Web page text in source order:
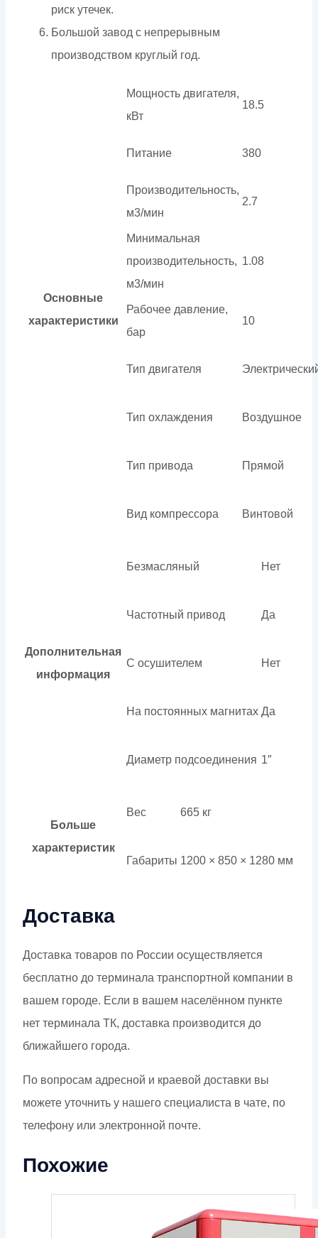
риск утечек.
Большой завод с непрерывным
производством круглый год.
Основные
характеристики
Мощность двигателя,
кВт
18.5
Питание 380
Производительность,
м3/мин
2.7
Минимальная
производительность,
м3/мин
1.08
Рабочее давление,
бар
10
Тип двигателя
Тип охлаждения Воздушное
Тип привода Прямой
Вид компрессора Винтовой
Дополнительная
информация
Безмасляный Нет
Частотный привод Да
С осушителем Нет
На постоянных магнитах Да
Диаметр подсоединения 1″
Больше
характеристик
Вес 665 кг
Габариты 1200 × 850 × 1280 мм
Доставка
Доставка товаров по России осуществляется
бесплатно до терминала транспортной компании в
вашем городе. Если в вашем населённом пункте
нет терминала ТК, доставка производится до
ближайшего города.
По вопросам адресной и краевой доставки вы
можете уточнить у нашего специалиста в чате, по
телефону или электронной почте.
Похожие